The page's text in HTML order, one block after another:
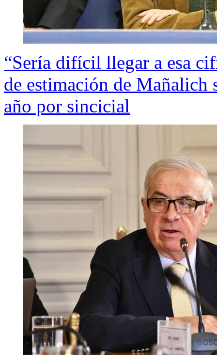
“Sería difícil llegar a esa
de estimación de Mañalich
año por sincicial